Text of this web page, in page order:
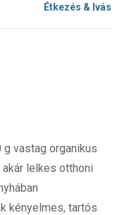
Étkezés & Ivás
vastag organikus
lelkes otthoni
kényelmes, tartós